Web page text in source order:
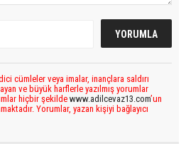
cümleler veya imalar, inançlara saldırı
ve büyük harflerle yazılmış yorumlar
hiçbir şekilde www.adilcevaz13.com’un
Yorumlar, yazan kişiyi bağlayıcı